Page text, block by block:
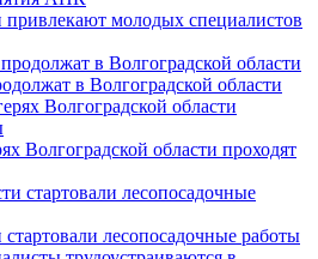
привлекают молодых специалистов
в Волгоградской области
Волгоградской области проходят
лесопосадочные работы